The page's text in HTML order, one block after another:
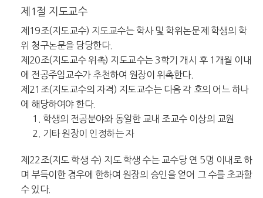
제1절 지도교수
제19조(지도교수) 지도교수는 학사 및 학위논문제 학생의 학
위 청구논문을 담당한다.
제20조(지도교수 위촉) 지도교수는 3학기 개시 후 1개월 이내
에 전공주임교수가 추천하여 원장이 위촉한다.
제21조(지도교수의 자격) 지도교수는 다음 각 호의 어느 하나
에 해당하여야 한다.
1. 학생의 전공분야와 동일한 교내 조교수 이상의 교원
2. 기타 원장이 인정하는 자
제22조(지도 학생 수) 지도 학생 수는 교수당 연 5명 이내로 하
며 부득이한 경우에 한하여 원장의 승인을 얻어 그 수를 초과할
수 있다.